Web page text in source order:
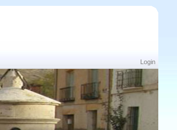
Login